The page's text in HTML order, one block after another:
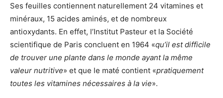
Ses feuilles contiennent naturellement 24 vitamines et
minéraux, 15 acides aminés, et de nombreux
antioxydants. En effet, l’Institut Pasteur et la Société
scientifique de Paris concluent en 1964 «qu’il est difficile
de trouver une plante dans le monde ayant la même
valeur nutritive» et que le maté contient «pratiquement
toutes les vitamines nécessaires à la vie».